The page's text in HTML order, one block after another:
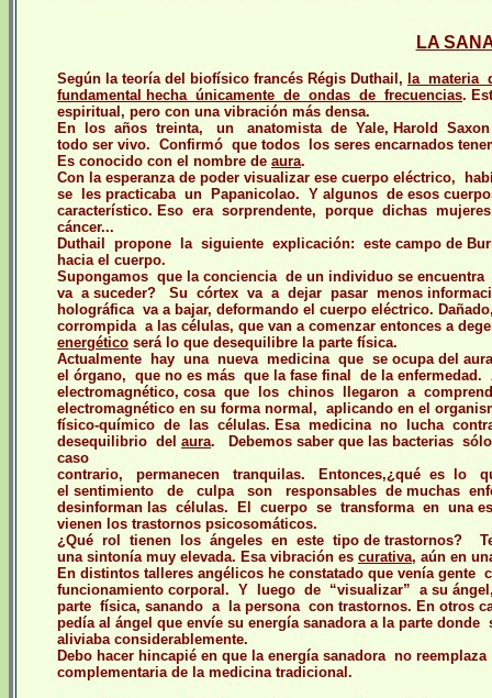
LA
Según la teoría del biofísico francés Régis Duthail , la
fundamental hecha únicamente de ondas de frecuencias.
espiritual, pero con una vibración más densa.
En los años treinta, un anatomista de Yale, Harold
todo ser vivo. Confirmó que todos los seres encarnados
Es conocido con el nombre de aura.
Con la esperanza de poder visualizar ese cuerpo
se les practicaba un Papanicolao. Y algunos de esos
característico. Eso era sorprendente, porque dichas
cáncer...
Duthail propone la siguiente explicación: este campo de
hacia el cuerpo.
Supongamos que la conciencia de un individuo se
va a suceder? Su córtex va a dejar pasar menos
holográfica va a bajar, deformando el cuerpo eléctrico.
corrompida a las células, que van a comenzar entonces a
energético será lo que desequilibre la parte física.
Actualmente hay una nueva medicina que se ocupa del
el órgano, que no es más que la fase final de la
electromagnético, cosa que los chinos llegaron a
electromagnético en su forma normal, aplicando en el
físico-químico de las células. Esa medicina no lucha
desequilibrio del aura.
Debemos saber que las bacterias
caso
contrario, permanecen tranquilas. Entonces,¿qué es lo
el sentimiento de culpa son responsables de muchas
desinforman las células. El cuerpo se transforma en una
vienen los trastornos psicosomáticos.
¿Qué rol tienen los ángeles en este tipo de trastornos?
una sintonía muy elevada. Esa vibración es curativa, aún en
En distintos talleres angélicos he constatado que venía
funcionamiento corporal. Y luego de “visualizar” a su
parte física, sanando a la persona con trastornos. En otros
pedía al ángel que envíe su energía sanadora a la parte
aliviaba considerablemente.
Debo hacer hincapié en que la energía sanadora no
complementaria de la medicina tradicional.